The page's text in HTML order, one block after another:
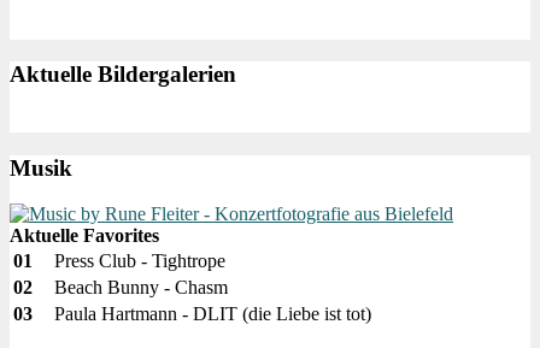
Aktuelle Bildergalerien
Musik
Aktuelle Favorites
01
Press Club - Tightrope
02
Beach Bunny - Chasm
03
Paula Hartmann - DLIT (die Liebe ist tot)